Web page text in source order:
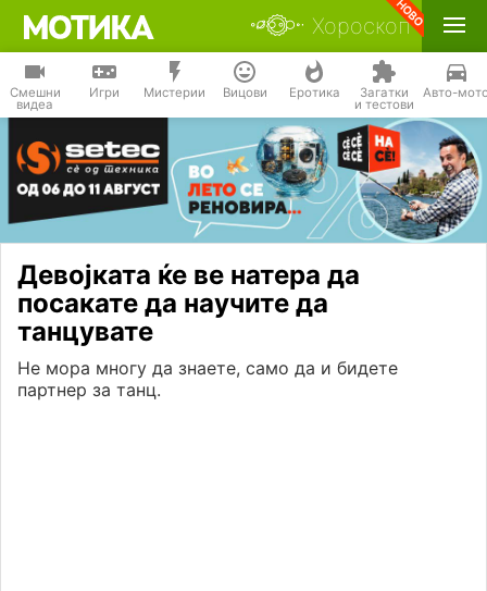
Хороскоп
Смешни
видеа
Игри Мистерии Вицови Еротика Загатки
и тестови
Авто-
Девојката ќе ве натера да
посакате да научите да
танцувате
Не мора многу да знаете, само да и бидете
партнер за танц.